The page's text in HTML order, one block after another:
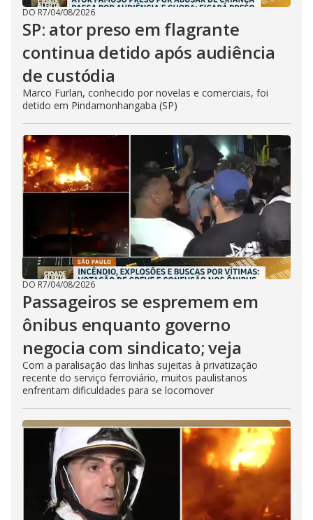
DO R7/04/08/2026
SP: ator preso em flagrante
continua detido após audiência
de custódia
Marco Furlan, conhecido por novelas e comerciais, foi
detido em Pindamonhangaba (SP)
DO R7/04/08/2026
Passageiros se espremem em
ônibus enquanto governo
negocia com sindicato; veja
Com a paralisação das linhas sujeitas à privatização
recente do serviço ferroviário, muitos paulistanos
enfrentam dificuldades para se locomover